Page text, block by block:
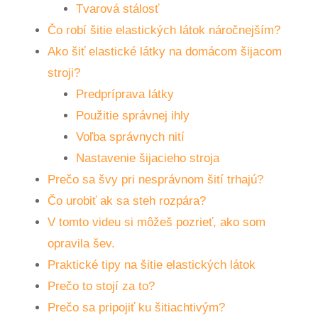
Tvarová stálosť
Čo robí šitie elastických látok náročnejším?
Ako šiť elastické látky na domácom šijacom
stroji?
Predpríprava látky
Použitie správnej ihly
Voľba správnych nití
Nastavenie šijacieho stroja
Prečo sa švy pri nesprávnom šití trhajú?
Čo urobiť ak sa steh rozpára?
V tomto videu si môžeš pozrieť, ako som
opravila šev.
Praktické tipy na šitie elastických látok
Prečo to stojí za to?
Prečo sa pripojiť ku šitiachtivým?